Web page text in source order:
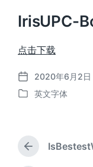
IrisUPC-
点击下载
发
布
2020年6月2日
发
英文字体
上
篇